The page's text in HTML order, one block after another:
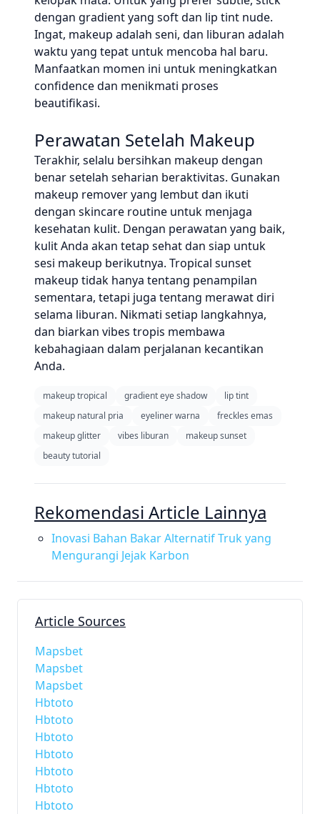
dengan gradient yang soft dan lip tint nude.
Ingat, makeup adalah seni, dan liburan adalah
waktu yang tepat untuk mencoba hal baru.
Manfaatkan momen ini untuk meningkatkan
confidence dan menikmati proses
beautifikasi.
Perawatan Setelah Makeup
Terakhir, selalu bersihkan makeup dengan
benar setelah seharian beraktivitas. Gunakan
makeup remover yang lembut dan ikuti
dengan skincare routine untuk menjaga
kesehatan kulit. Dengan perawatan yang baik,
kulit Anda akan tetap sehat dan siap untuk
sesi makeup berikutnya. Tropical sunset
makeup tidak hanya tentang penampilan
sementara, tetapi juga tentang merawat diri
selama liburan. Nikmati setiap langkahnya,
dan biarkan vibes tropis membawa
kebahagiaan dalam perjalanan kecantikan
Anda.
makeup tropical gradient eye shadow
lip tint
makeup natural pria
eyeliner warna
freckles emas
makeup glitter
vibes liburan
makeup sunset
beauty tutorial
Rekomendasi Article Lainnya
Inovasi Bahan Bakar Alternatif Truk yang
Mengurangi Jejak Karbon
Article Sources
Mapsbet
Mapsbet
Mapsbet
Hbtoto
Hbtoto
Hbtoto
Hbtoto
Hbtoto
Hbtoto
Hbtoto